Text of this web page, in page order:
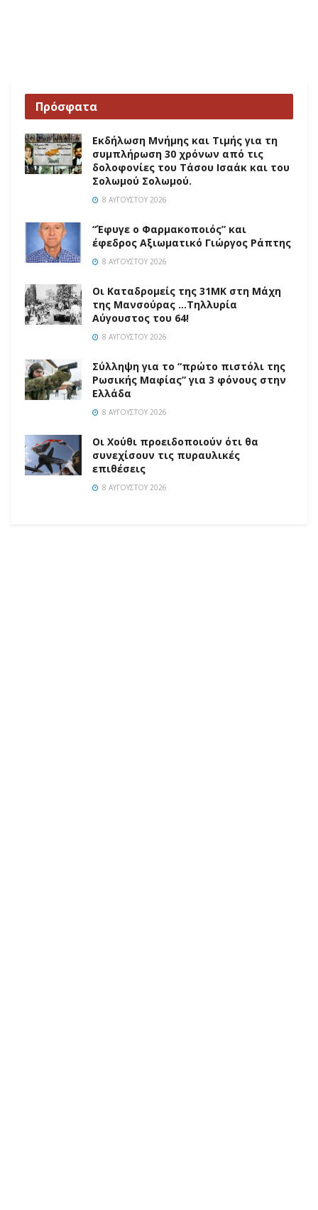
Πρόσφατα
Εκδήλωση Μνήμης και Τιμής για τη
συμπλήρωση 30 χρόνων από τις
δολοφονίες του Τάσου Ισαάκ και του
Σολωμού Σολωμού.
8 ΑΥΓΟΎΣΤΟΥ 2026
“Έφυγε ο Φαρμακοποιός” και
έφεδρος Αξιωματικό Γιώργος Ράπτης
8 ΑΥΓΟΎΣΤΟΥ 2026
Οι Καταδρομείς της 31ΜΚ στη Mάχη
της Μανσούρας …Τηλλυρία
Αύγουστος του 64!
8 ΑΥΓΟΎΣΤΟΥ 2026
Σύλληψη για το “πρώτο πιστόλι της
Ρωσικής Μαφίας” για 3 φόνους στην
Ελλάδα
8 ΑΥΓΟΎΣΤΟΥ 2026
Οι Χούθι προειδοποιούν ότι θα
συνεχίσουν τις πυραυλικές
επιθέσεις
8 ΑΥΓΟΎΣΤΟΥ 2026